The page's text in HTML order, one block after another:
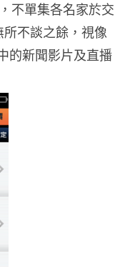
不單集各名家於交
不談之餘，視像
的新聞影片及直播